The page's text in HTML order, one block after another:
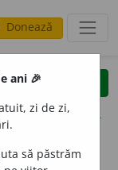
Donează
clear
opțiuni
ani 🎉
zi de zi,
să păstrăm